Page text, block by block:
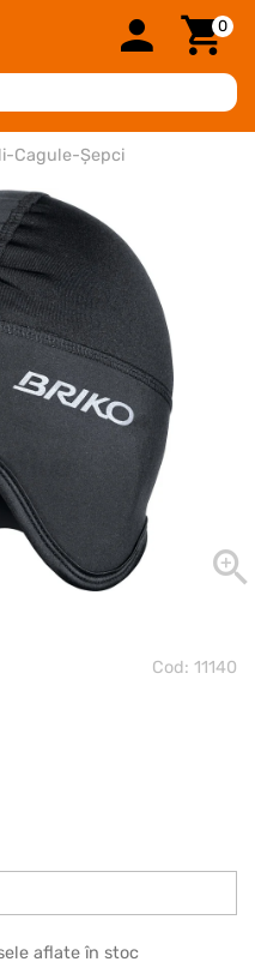
0
Cagule-Șepci
Cod: 11140
aflate în stoc